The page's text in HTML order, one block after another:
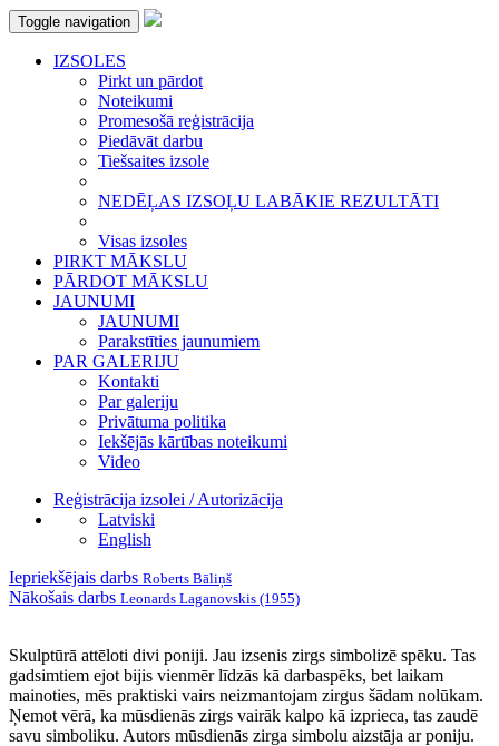
Toggle navigation
IZSOLES
Pirkt un pārdot
Noteikumi
Promesošā reģistrācija
Piedāvāt darbu
Tiešsaites izsole
NEDĒĻAS IZSOĻU LABĀKIE REZULTĀTI
Visas izsoles
PIRKT MĀKSLU
PĀRDOT MĀKSLU
JAUNUMI
JAUNUMI
Parakstīties jaunumiem
PAR GALERIJU
Kontakti
Par galeriju
Privātuma politika
Iekšējās kārtības noteikumi
Video
Reģistrācija izsolei / Autorizācija
Latviski
English
Iepriekšējais darbs Roberts Bāliņš
Nākošais darbs Leonards Laganovskis (1955)
Skulptūrā attēloti divi poniji. Jau izsenis zirgs simbolizē spēku. Tas
gadsimtiem ejot bijis vienmēr līdzās kā darbaspēks, bet laikam
mainoties, mēs praktiski vairs neizmantojam zirgus šādam nolūkam.
Ņemot vērā, ka mūsdienās zirgs vairāk kalpo kā izprieca, tas zaudē
savu simboliku. Autors mūsdienās zirga simbolu aizstāja ar poniju.